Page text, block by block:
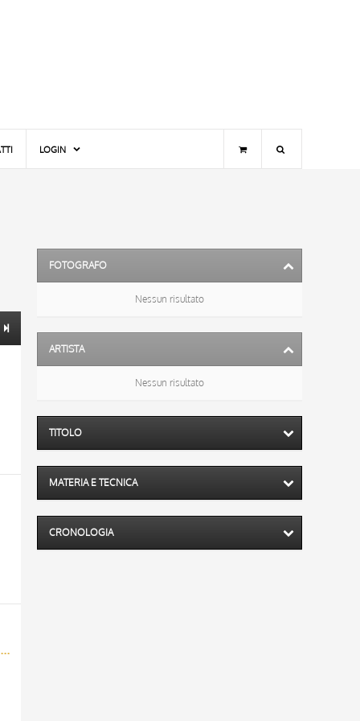
LOGIN
Tendenza dell'Angelico - Corale 3 (1409) c. 22v - Cristo parla agli apostoli/ Tendenza dell'Angelico - Corale 3 (1409) c. 15 - Vocazione degli eletti
FOTOGRAFO
Nessun risultato
ARTISTA
Nessun risultato
TITOLO
MATERIA E TECNICA
CRONOLOGIA